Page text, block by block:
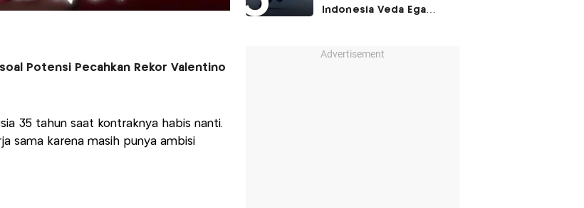
Potensi Pecahkan Rekor Valentino
35 tahun saat kontraknya habis nanti.
sama karena masih punya ambisi
Indonesia Veda Ega
Advertisement